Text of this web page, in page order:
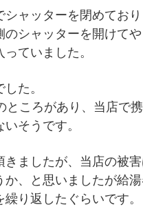
ャッターを閉めてお
シャッターを開けてや
ていました。
た。
ころがあり、当店で
そうです。
ましたが、当店の被
、と思いましたが給湯
り返したぐらいです。